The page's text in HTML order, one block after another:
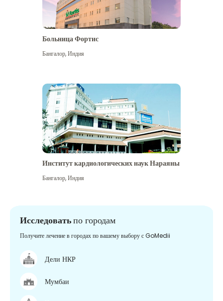
Больница Фортис
Бангалор,Индия
Институт кардиологических наук Нараяны
Бангалор,Индия
Исследоватьпо городам
Получите лечение в городах по вашему выбору с GoMedii
Дели НКР
Мумбаи